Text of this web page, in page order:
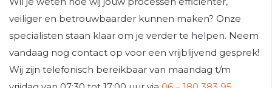
veiliger en betrouwbaarder kunnen maken? Onze
specialisten staan klaar om je verder te helpen. Neem
vandaag nog contact op voor een vrijblijvend gesprek!
Wij zijn telefonisch bereikbaar van maandag t/m